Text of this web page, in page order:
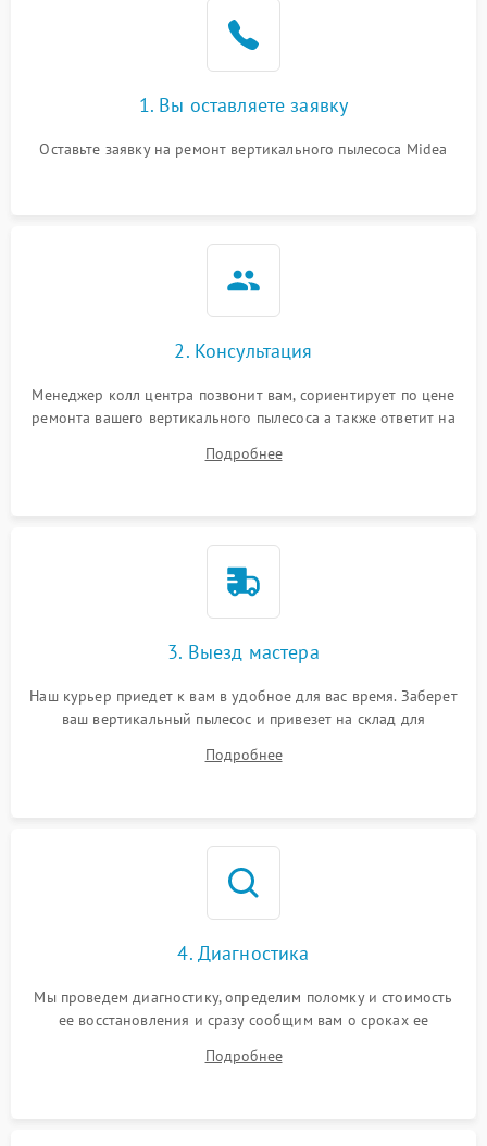
1. Вы оставляете заявку
Оставьте заявку на ремонт вертикального пылесоса Midea
2. Консультация
Менеджер колл центра позвонит вам, сориентирует по цене
ремонта вашего вертикального пылесоса а также ответит на
Подробнее
3. Выезд мастера
Наш курьер приедет к вам в удобное для вас время. Заберет
ваш вертикальный пылесос и привезет на склад для
Подробнее
4. Диагностика
Мы проведем диагностику, определим поломку и стоимость
ее восстановления и сразу сообщим вам о сроках ее
Подробнее